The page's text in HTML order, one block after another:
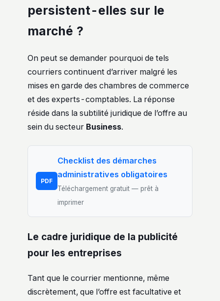
persistent-elles sur le
marché ?
On peut se demander pourquoi de tels
courriers continuent d’arriver malgré les
mises en garde des chambres de commerce
et des experts-comptables. La réponse
réside dans la subtilité juridique de l’offre au
sein du secteur Business.
PDF
Checklist des démarches
administratives obligatoires
Téléchargement gratuit — prêt à
imprimer
Le cadre juridique de la publicité
pour les entreprises
Tant que le courrier mentionne, même
discrètement, que l’offre est facultative et